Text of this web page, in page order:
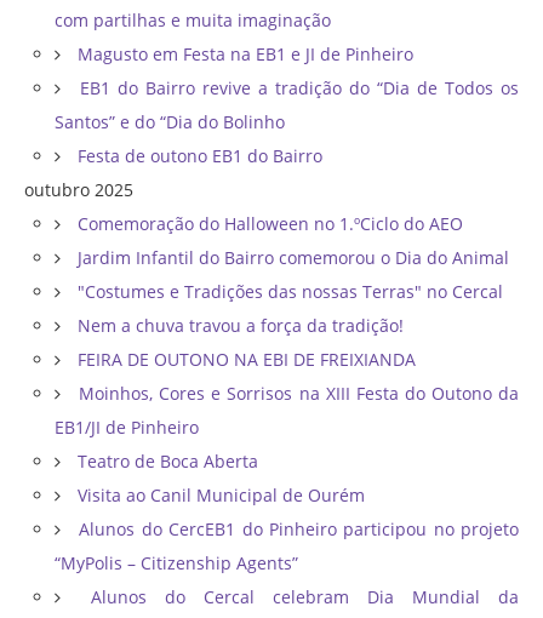
com partilhas e muita imaginação
Magusto em Festa na EB1 e JI de Pinheiro
EB1 do Bairro revive a tradição do “Dia de Todos os
Santos” e do “Dia do Bolinho
Festa de outono EB1 do Bairro
outubro 2025
Comemoração do Halloween no 1.ºCiclo do AEO
Jardim Infantil do Bairro comemorou o Dia do Animal
"Costumes e Tradições das nossas Terras" no Cercal
Nem a chuva travou a força da tradição!
FEIRA DE OUTONO NA EBI DE FREIXIANDA
Moinhos, Cores e Sorrisos na XIII Festa do Outono da
EB1/JI de Pinheiro
Teatro de Boca Aberta
Visita ao Canil Municipal de Ourém
Alunos do CercEB1 do Pinheiro participou no projeto
“MyPolis – Citizenship Agents”
Alunos do Cercal celebram Dia Mundial da